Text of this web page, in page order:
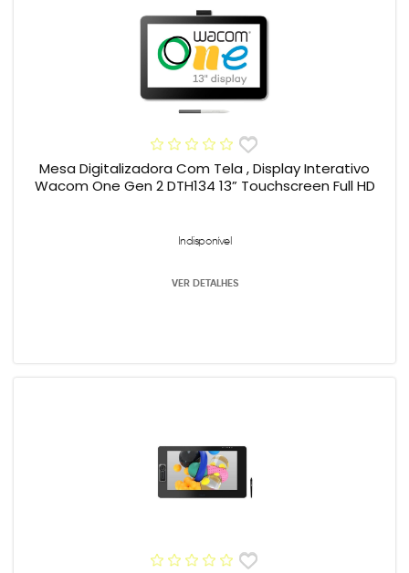
Mesa Digitalizadora Com Tela , Display Interativo
Wacom One Gen 2 DTH134 13” Touchscreen Full HD
Indisponível
VER DETALHES